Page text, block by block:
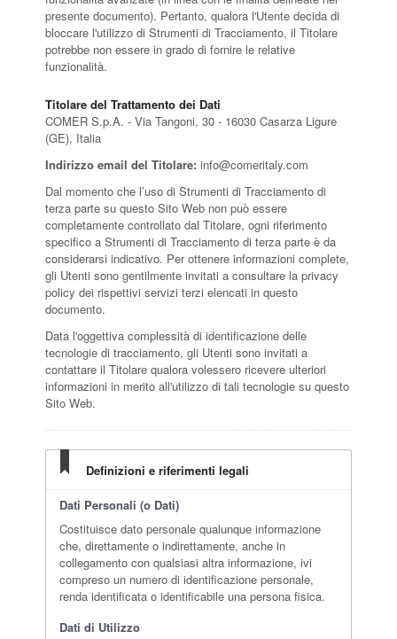
presente documento). Pertanto, qualora l'Utente decida di
bloccare l'utilizzo di Strumenti di Tracciamento, il Titolare
potrebbe non essere in grado di fornire le relative
funzionalità.
Titolare del Trattamento dei Dati
COMER S.p.A. - Via Tangoni, 30 - 16030 Casarza Ligure
(GE), Italia
Indirizzo email del Titolare: info@comeritaly.com
Dal momento che l’uso di Strumenti di Tracciamento di
terza parte su questo Sito Web non può essere
completamente controllato dal Titolare, ogni riferimento
specifico a Strumenti di Tracciamento di terza parte è da
considerarsi indicativo. Per ottenere informazioni complete,
gli Utenti sono gentilmente invitati a consultare la privacy
policy dei rispettivi servizi terzi elencati in questo
documento.
Data l'oggettiva complessità di identificazione delle
tecnologie di tracciamento, gli Utenti sono invitati a
contattare il Titolare qualora volessero ricevere ulteriori
informazioni in merito all'utilizzo di tali tecnologie su questo
Sito Web.
Definizioni e riferimenti legali
Dati Personali (o Dati)
Costituisce dato personale qualunque informazione
che, direttamente o indirettamente, anche in
collegamento con qualsiasi altra informazione, ivi
compreso un numero di identificazione personale,
renda identificata o identificabile una persona fisica.
Dati di Utilizzo